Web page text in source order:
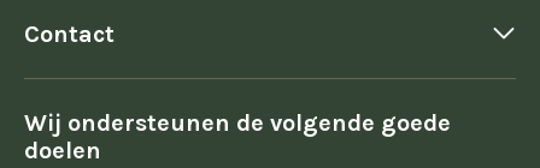
Contact
Wij ondersteunen de volgende goede
doelen